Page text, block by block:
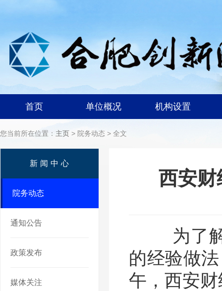
首页 单位概况 机构设置
您当前所在位置： 主页 > 院务动态 > 全文
新闻中心
院务动态
通知公告
政策发布
媒体关注
西安财
为了解
的经验做
午，西安